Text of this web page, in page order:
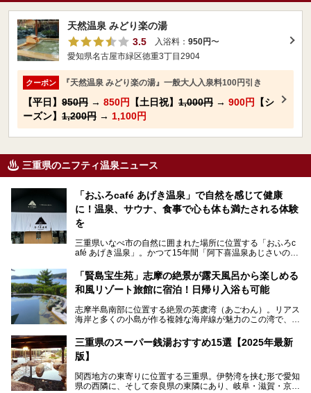
天然温泉 みどり楽の湯
3.5
入浴料： 950円〜
愛知県名古屋市緑区徳重3丁目2904
クーポン 『天然温泉 みどり楽の湯』一般大人入泉料100円引き
【平日】 950円 → 850円 【土日祝】 1,000円 → 900円
【シ
ーズン】 1,200円 → 1,100円
三重県のニフティ温泉ニュース
「おふろcafé あげき温泉」で自然を感じて健康
に！温泉、サウナ、食事で心も体も満たされる体験
を
三重県いなべ市の自然に囲まれた場所に位置する「おふろc
afé あげき温泉」。かつて15年間「阿下喜温泉あじさいの
泊が楽しめる施設として2024年4月に新しく生まれ変わりま
した！
ていた施設……。今回は、地元の方から観光客まで楽しめる
「おふろcafé あげき温泉」をじっくりご紹介していきま
「賢島宝生苑」志摩の絶景が露天風呂から楽しめる
和風リゾート旅館に宿泊！日帰り入浴も可能
志摩半島南部に位置する絶景の英虞湾（あごわん）。リアス
海岸と多くの小島が作る複雑な海岸線が魅力のこの湾で、最
らも英虞湾が一望できる人気の旅館「賢島宝生苑（かしこじ
まほうじょうえん）」をご紹介します。日帰り入浴もできま
すよ！
───
提供元：賢島宝生苑【PR】
三重県のスーパー銭湯おすすめ15選【2025年最新
版】
関西地方の東寄りに位置する三重県。伊勢湾を挟む形で愛知
県の西隣に、そして奈良県の東隣にあり、岐阜・滋賀・京